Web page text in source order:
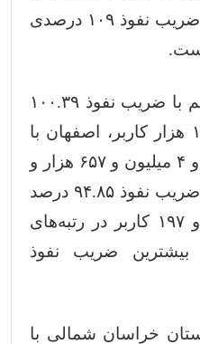
مرز ۱۰۰ درصد گذشته و ضریب نفوذ ۱۰۹ درصدی
در این رده بندی استان قم با ضریب نفوذ ۱۰۰.۳۹
درصد و یک میلیون و ۱۵۶ هزار کاربر، اصفهان با
ضریب نفوذ ۹۵.۴۶ درصد و ۴ میلیون و ۶۵۷ هزار و
۷۷۲ کاربر و خوزستان با ضریب نفوذ ۹۴.۸۵ درصد
و ۴ میلیون و ۲۹۸ هزار و ۱۹۷ کاربر در رتبه‌های
بیشترین ضریب نفوذ
خراسان شمالی با